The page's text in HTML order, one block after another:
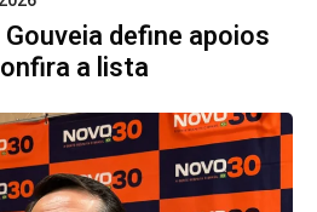
define apoios
a lista